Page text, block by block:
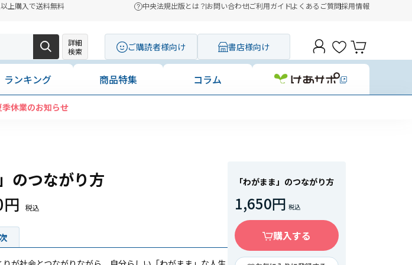
上購入で送料無料 中央法規出版とは？お問い合わせご利用ガイドよくあるご質問採用情報
詳細
検索
ご購読者様向け 書店様向け
ランキング 商品特集 コラム
季休業のお知らせ
のつながり方 「わがまま」のつながり方
1,650円
購入する